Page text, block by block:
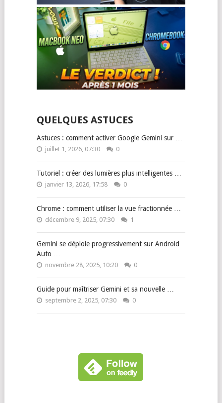
QUELQUES ASTUCES
Astuces : comment activer Google Gemini sur …
juillet 1, 2026, 07:30 0
Tutoriel : créer des lumières plus intelligentes …
janvier 13, 2026, 17:58 0
Chrome : comment utiliser la vue fractionnée …
décembre 9, 2025, 07:30 1
Gemini se déploie progressivement sur Android
Auto …
novembre 28, 2025, 10:20 0
Guide pour maîtriser Gemini et sa nouvelle …
septembre 2, 2025, 07:30 0